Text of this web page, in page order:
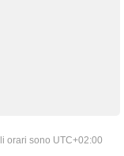
orari sono UTC+02:00